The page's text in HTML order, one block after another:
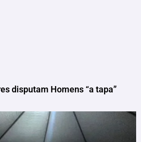
disputam Homens “a tapa”